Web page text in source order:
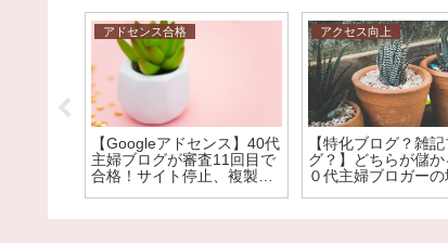
アドセンス合格
【Googleアドセンス】40代
主婦ブログが審査11回目で
合格！サイト停止、複製さ
アクセス向上
【特化ブログ？雑記
グ？】どちらが儲か
０代主婦ブロガーの